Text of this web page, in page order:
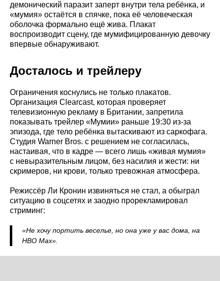
демонический паразит заперт внутри тела ребёнка, и
«мумия» остаётся в спячке, пока её человеческая
оболочка формально ещё жива. Плакат
воспроизводит сцену, где мумифицированную девочку
впервые обнаруживают.
Досталось и трейлеру
Ограничения коснулись не только плакатов.
Организация Clearcast, которая проверяет
телевизионную рекламу в Британии, запретила
показывать трейлер «Мумии» раньше 19:30 из-за
эпизода, где тело ребёнка вытаскивают из саркофага.
Студия Warner Bros. с решением не согласилась,
настаивая, что в кадре — всего лишь «живая мумия»
с невыразительным лицом, без насилия и жести: ни
скримеров, ни крови, только тревожная атмосфера.
Режиссёр Ли Кронин извиняться не стал, а обыграл
ситуацию в соцсетях и заодно прорекламировал
стриминг:
«Не хочу портить веселье, но она уже у вас дома, на
HBO Max».